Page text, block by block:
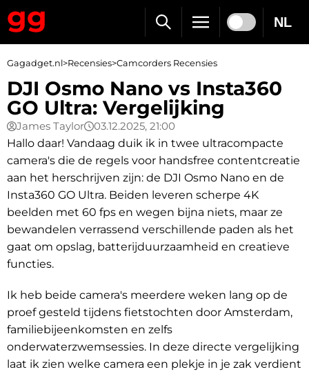
NL
Gagadget.nl>Recensies>Camcorders Recensies
DJI Osmo Nano vs Insta360
GO Ultra: Vergelijking
James Taylor
03.12.2025, 21:00
Hallo daar! Vandaag duik ik in twee ultracompacte
camera's die de regels voor handsfree contentcreatie
aan het herschrijven zijn: de DJI Osmo Nano en de
Insta360 GO Ultra. Beiden leveren scherpe 4K
beelden met 60 fps en wegen bijna niets, maar ze
bewandelen verrassend verschillende paden als het
gaat om opslag, batterijduurzaamheid en creatieve
functies.
Ik heb beide camera's meerdere weken lang op de
proef gesteld tijdens fietstochten door Amsterdam,
familiebijeenkomsten en zelfs
onderwaterzwemsessies. In deze directe vergelijking
laat ik zien welke camera een plekje in je zak verdient